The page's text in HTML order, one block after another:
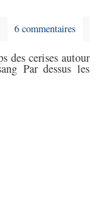
6 commentaires
des cerises autour
Par dessus les